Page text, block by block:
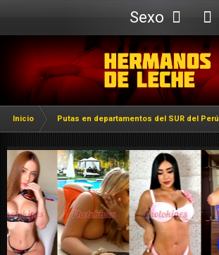
Sexo
Webcam
Inicio Putas en departamentos del SUR del Perú